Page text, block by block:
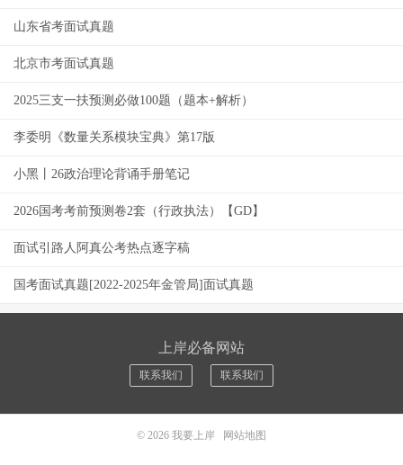
山东省考面试真题
北京市考面试真题
2025三支一扶预测必做100题（题本+解析）
李委明《数量关系模块宝典》第17版
小黑丨26政治理论背诵手册笔记
2026国考考前预测卷2套（行政执法）【GD】
面试引路人阿真公考热点逐字稿
国考面试真题[2022-2025年金管局]面试真题
上岸必备网站
联系我们 联系我们
© 2026 我要上岸 网站地图